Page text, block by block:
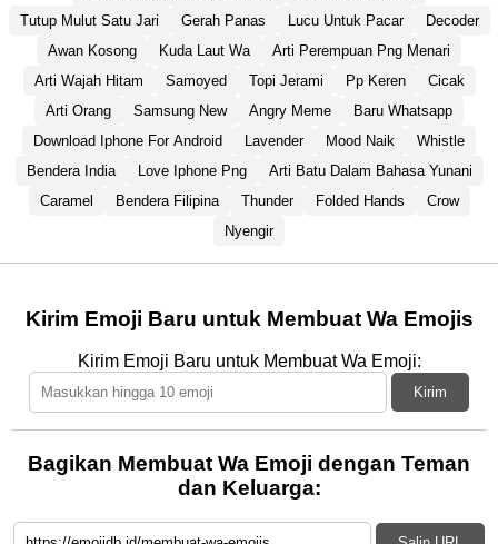
Tutup Mulut Satu Jari
Gerah Panas Lucu Untuk Pacar
Decoder
Awan Kosong
Kuda Laut Wa
Arti Perempuan Png Menari
Arti Wajah Hitam
Samoyed Topi Jerami Pp Keren
Cicak
Arti Orang
Samsung New Angry Meme
Baru Whatsapp
Download Iphone For Android
Lavender Mood Naik
Whistle
Bendera India
Love Iphone Png
Arti Batu Dalam Bahasa Yunani
Caramel
Bendera Filipina Thunder Folded Hands
Crow
Nyengir
Kirim Emoji Baru untuk Membuat Wa Emojis
Kirim Emoji Baru untuk Membuat Wa Emoji:
Kirim
Bagikan Membuat Wa Emoji dengan Teman
dan Keluarga: